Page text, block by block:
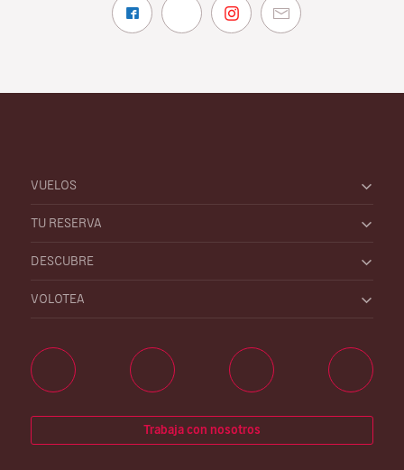
VUELOS
TU RESERVA
DESCUBRE
VOLOTEA
Trabaja con nosotros